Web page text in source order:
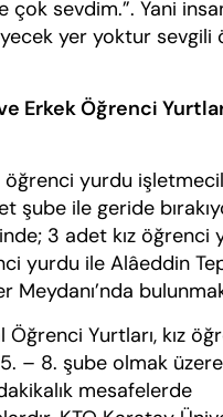
çok sevdim.”. Yani
yer yoktur sevgili
Erkek Öğrenci
yurdu
şube ile geride
3 adet kız öğrenci
yurdu ile Alâeddin
Meydanı’nda
Yurtları, kız
– 8. şube olmak üzere
mesafelerde